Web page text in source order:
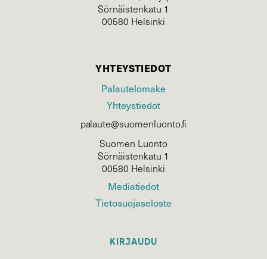
Sörnäistenkatu 1
00580 Helsinki
YHTEYSTIEDOT
Palautelomake
Yhteystiedot
palaute@suomenluonto.fi
Suomen Luonto
Sörnäistenkatu 1
00580 Helsinki
Mediatiedot
Tietosuojaseloste
KIRJAUDU